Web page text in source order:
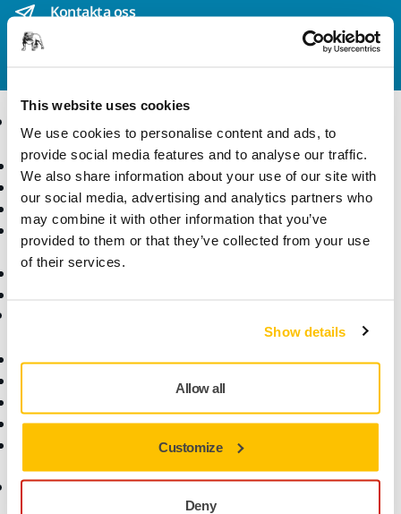
This website uses cookies
We use cookies to personalise content and ads, to
provide social media features and to analyse our traffic.
We also share information about your use of our site with
our social media, advertising and analytics partners who
may combine it with other information that you’ve
provided to them or that they’ve collected from your use
of their services.
Show details
Allow all
Customize
Deny
Kontakta oss
så besvarar vår
Produkter
Maskiner
Dammfri slipning
Slipmaterial och medel
Tillbehör och
förbrukningsvaror
Superabrasives
Branscher
Applikationer
Lösningar
Nedladdningar
Hjälpcenter
Om oss
Kontakta oss
Karriär
För media
För partners
Webbshop